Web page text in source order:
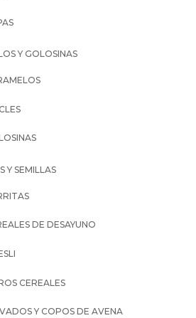
Y GOLOSINAS
Y SEMILLAS
DE DESAYUNO
CEREALES
Y COPOS DE AVENA